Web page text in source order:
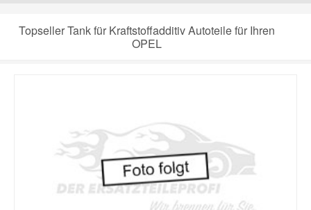
Topseller Tank für Kraftstoffadditiv Autoteile für Ihren
OPEL
Smart Ersatzteile
Suzuki Ersatzteile